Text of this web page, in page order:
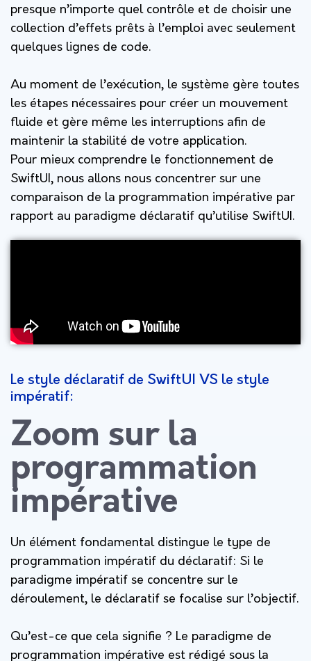
presque n’importe quel contrôle et de choisir une
collection d’effets prêts à l’emploi avec seulement
quelques lignes de code.
Au moment de l’exécution, le système gère toutes
les étapes nécessaires pour créer un mouvement
fluide et gère même les interruptions afin de
maintenir la stabilité de votre application.
Pour mieux comprendre le fonctionnement de
SwiftUI, nous allons nous concentrer sur une
comparaison de la programmation impérative par
rapport au paradigme déclaratif qu’utilise SwiftUI.
Le style déclaratif de SwiftUI VS le style
impératif:
Zoom sur la
programmation
impérative
Un élément fondamental distingue le type de
programmation impératif du déclaratif: Si le
paradigme impératif se concentre sur le
déroulement, le déclaratif se focalise sur l’objectif.
Qu’est-ce que cela signifie ? Le paradigme de
programmation impérative est rédigé sous la